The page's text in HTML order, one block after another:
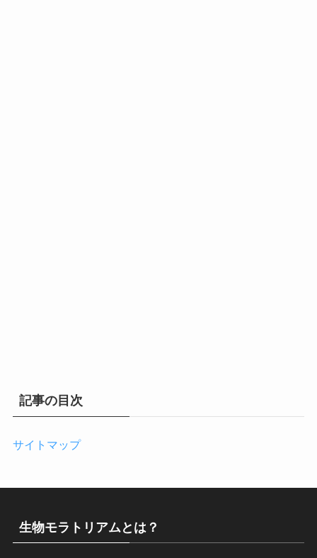
記事の目次
サイトマップ
生物モラトリアムとは？